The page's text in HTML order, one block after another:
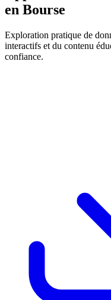
en Bourse
Exploration pratique de
interactifs et du contenu
confiance.